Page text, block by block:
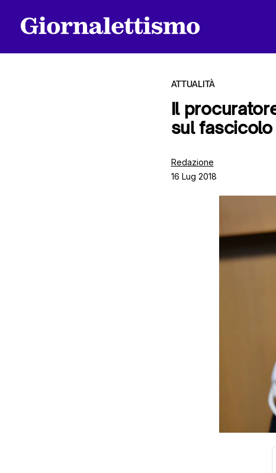
ATTUALITÀ
Il
sul
Redazione
16 Lug 2018